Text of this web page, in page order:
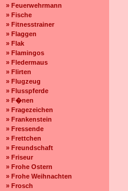
» Feuerwehrmann
» Fische
» Fitnesstrainer
» Flaggen
» Flak
» Flamingos
» Fledermaus
» Flirten
» Flugzeug
» Flusspferde
» F�nen
» Fragezeichen
» Frankenstein
» Fressende
» Frettchen
» Freundschaft
» Friseur
» Frohe Ostern
» Frohe Weihnachten
» Frosch